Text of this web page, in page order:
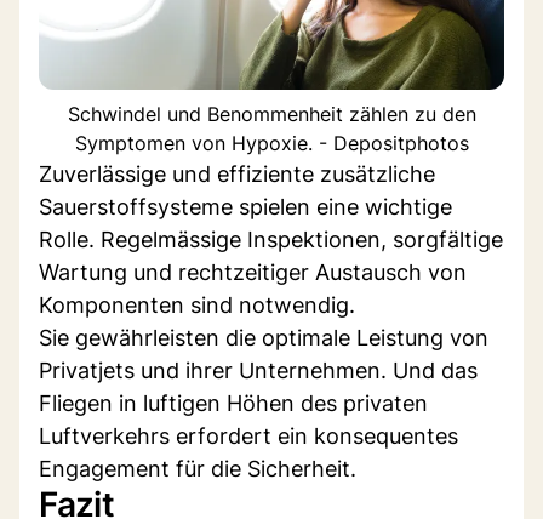
Schwindel und Benommenheit zählen zu den
Symptomen von Hypoxie. - Depositphotos
Zuverlässige und effiziente zusätzliche
Sauerstoffsysteme spielen eine wichtige
Rolle. Regelmässige Inspektionen, sorgfältige
Wartung und rechtzeitiger Austausch von
Komponenten sind notwendig.
Sie gewährleisten die optimale Leistung von
Privatjets und ihrer Unternehmen. Und das
Fliegen in luftigen Höhen des privaten
Luftverkehrs erfordert ein konsequentes
Engagement für die Sicherheit.
Fazit